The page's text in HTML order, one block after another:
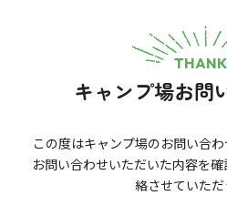
キャンプ場お問
この度はキャンプ場のお問い合わ
お問い合わせいただいた内容を
絡させていただ